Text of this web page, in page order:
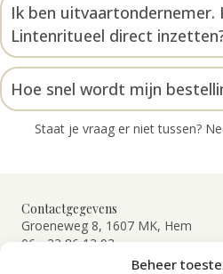
Beheer
Ik ben uitvaartondernemer.
Lintenritueel direct
Hoe snel wordt mijn
Staat je vraag er niet tussen?
Contactgegevens
Groeneweg 8, 1607 MK, Hem
06 - 23 86 13 93
rianne@lintenritueel.nl